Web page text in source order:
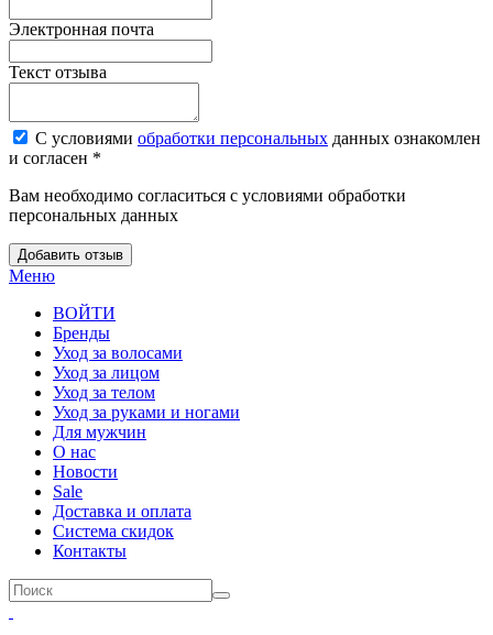
Электронная почта
Текст отзыва
С условиями обработки персональных данных ознакомлен
и согласен *
Вам необходимо согласиться с условиями обработки
персональных данных
Добавить отзыв
Меню
ВОЙТИ
Бренды
Уход за волосами
Уход за лицом
Уход за телом
Уход за руками и ногами
Для мужчин
О нас
Новости
Sale
Доставка и оплата
Система скидок
Контакты